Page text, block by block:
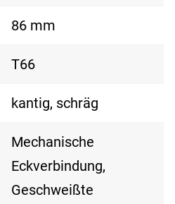
86 mm
T66
kantig, schräg
Mechanische
Eckverbindung,
Geschweißte